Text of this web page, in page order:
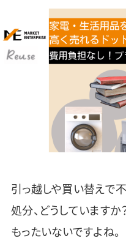
引っ越しや買い替えで
処分、どうしています
もったいないですよね。